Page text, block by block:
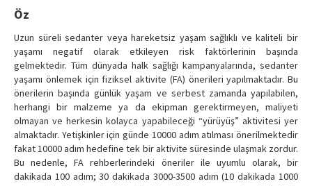
Contact Us
Öz
Uzun süreli sedanter veya hareketsiz yaşam sağlıklı ve kaliteli bir
yaşamı negatif olarak etkileyen risk faktörlerinin başında
gelmektedir. Tüm dünyada halk sağlığı kampanyalarında, sedanter
yaşamı önlemek için fiziksel aktivite (FA) önerileri yapılmaktadır. Bu
önerilerin başında günlük yaşam ve serbest zamanda yapılabilen,
herhangi bir malzeme ya da ekipman gerektirmeyen, maliyeti
olmayan ve herkesin kolayca yapabileceği “yürüyüş” aktivitesi yer
almaktadır. Yetişkinler için günde 10000 adım atılması önerilmektedir
fakat 10000 adım hedefine tek bir aktivite süresinde ulaşmak zordur.
Bu nedenle, FA rehberlerindeki öneriler ile uyumlu olarak, bir
dakikada 100 adım; 30 dakikada 3000-3500 adım (10 dakikada 1000